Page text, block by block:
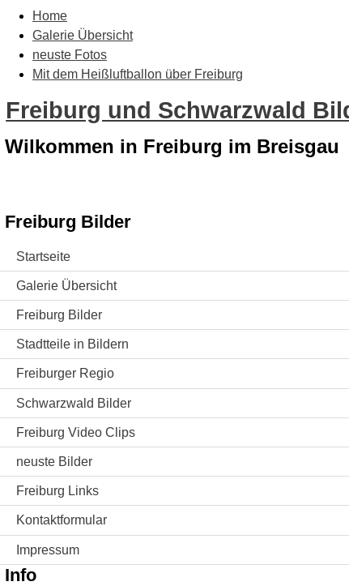
Home
Galerie Übersicht
neuste Fotos
Mit dem Heißluftballon über Freiburg
Freiburg und Schwarzwald
Wilkommen in Freiburg im Breisgau
Freiburg Bilder
Startseite
Galerie Übersicht
Freiburg Bilder
Stadtteile in Bildern
Freiburger Regio
Schwarzwald Bilder
Freiburg Video Clips
neuste Bilder
Freiburg Links
Kontaktformular
Impressum
Info